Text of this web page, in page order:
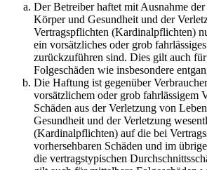
Der Betreiber haftet mit Ausnahme
Körper und Gesundheit und der
Vertragspflichten (Kardinalpflichten)
ein vorsätzliches oder grob
zurückzuführen sind. Dies gilt auch
Folgeschäden wie insbesondere
Die Haftung ist gegenüber
vorsätzlichem oder grob fahrlässigem
Schäden aus der Verletzung von
Gesundheit und der Verletzung
(Kardinalpflichten) auf die bei
vorhersehbaren Schäden und im
die vertragstypischen